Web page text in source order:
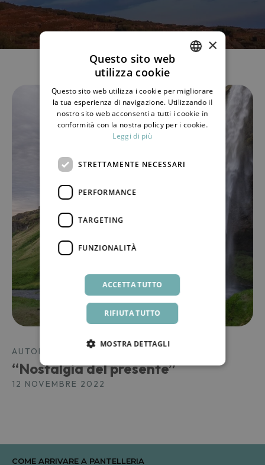
AUTORI E CITAZIONI
“Nostalgia del presente”
12 NOVEMBRE 2022
COME ARRIVARE A PANTELLERIA
ENGLISH
×
Questo sito web
utilizza cookie
Questo sito web utilizza i cookie per migliorare
la tua esperienza di navigazione. Utilizzando il
nostro sito web acconsenti a tutti i cookie in
conformità con la nostra policy per i cookie.
Leggi di più
STRETTAMENTE NECESSARI
PERFORMANCE
TARGETING
FUNZIONALITÀ
ACCETTA TUTTO
RIFIUTA TUTTO
MOSTRA DETTAGLI